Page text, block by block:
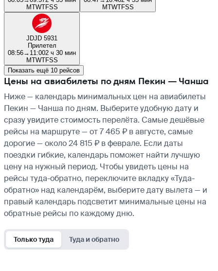
MTWTFSS
MTWTFSS
JDJD 5931
Прилетел
08:56→ 11:002 ч 30 мин
MTWTFSS
Показать ещё 10 рейсов
Цены на авиабилеты по дням Пекин — Чанша
Ниже — календарь минимальных цен на авиабилеты
Пекин — Чанша по дням. Выберите удобную дату и
сразу увидите стоимость перелёта. Самые дешёвые
рейсы на маршруте — от 7 465 ₽ в августе, самые
дорогие — около 24 815 ₽ в феврале. Если даты
поездки гибкие, календарь поможет найти лучшую
цену на нужный период. Чтобы увидеть цены на
рейсы туда-обратно, переключите вкладку «Туда-
обратно» над календарём, выберите дату вылета — и
правый календарь подсветит минимальные цены на
обратные рейсы по каждому дню.
Только туда Туда и обратно